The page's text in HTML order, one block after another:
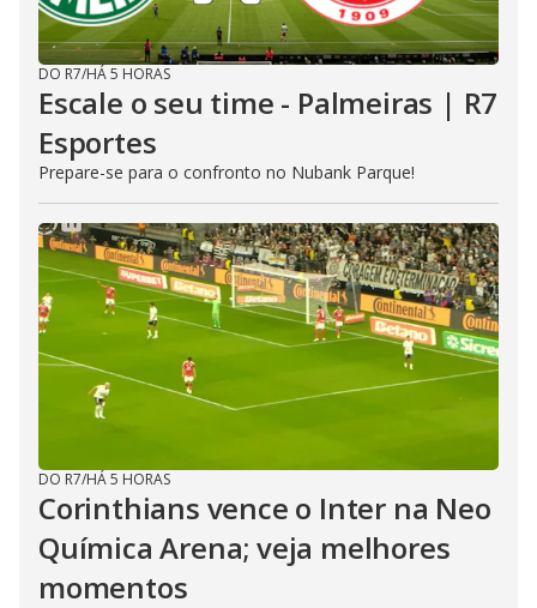
DO R7/HÁ 5 HORAS
Escale o seu time - Palmeiras | R7
Esportes
Prepare-se para o confronto no Nubank Parque!
DO R7/HÁ 5 HORAS
Corinthians vence o Inter na Neo
Química Arena; veja melhores
momentos